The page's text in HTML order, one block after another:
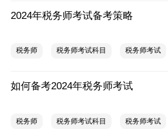
2024年税务师考试备考策略
税务师 税务师考试科目 税务师考试
如何备考2024年税务师考试
税务师 税务师考试科目 税务师考试